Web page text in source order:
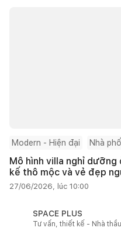
Modern - Hiện đại Nhà phố
Mô hình villa nghỉ
kế thô mộc và vẻ đẹp
27/06/2026, lúc 10:00
SPACE PLUS
Tư vấn, thiết kế - Nhà thầu